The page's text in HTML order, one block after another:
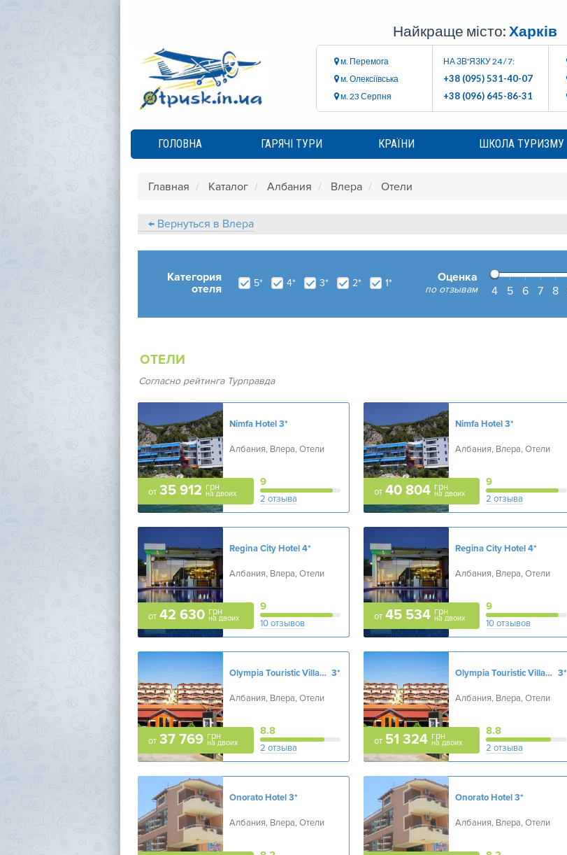
Найкраще місто: Харків
м. Перемога
м. Олексіївська
м. 23 Серпня
НА ЗВ'ЯЗКУ 24 / 7:
+38 (095) 531-40-07
+38 (096) 645-86-31
ГОЛОВНА ГАРЯЧІ ТУРИ КРАЇНИ ШКОЛА ТУРИЗМУ
Главная Каталог Албания Влера Отели
← Вернуться в Влера
Категория
отеля
5* 4* 3* 2* 1* Оценка
по отзывам 4 5 6 7 8
ОТЕЛИ
Согласно рейтинга Турправда
от 35 912 грн
на двоих
Nimfa Hotel 3*
Албания, Влера, Отели
9
2 отзыва
от 40 804 грн
на двоих
Nimfa Hotel3*
Албания, Влера, Отели
9
2 отзыва
от 42 630 грн
на двоих
Regina City Hotel 4*
Албания, Влера, Отели
9
10 отзывов
от 45 534 грн
на двоих
Regina City Hotel4*
Албания, Влера, Отели
9
10 отзывов
от 37 769 грн
на двоих
Olympia Touristic Village 3*
Албания, Влера, Отели
8.8
2 отзыва
от 51 324 грн
на двоих
Olympia Touristic Village 3*
Албания, Влера, Отели
8.8
2 отзыва
Onorato Hotel 3*
Албания, Влера, Отели
Onorato Hotel3*
Албания, Влера, Отели